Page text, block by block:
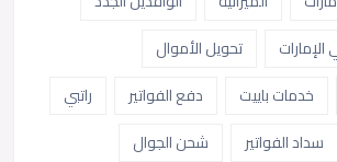
تحويل الأموال
خدمات باييت دفع الفواتير
راتبي
سداد الفواتير
شحن الجوال